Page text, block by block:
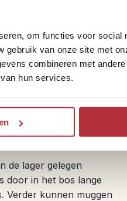
om functies voor social
gebruik van onze site met
combineren met
hun services.
diegenen die een
vleermuis of ander
met een medische
de lager gelegen
door in het bos lange
Verder kunnen muggen